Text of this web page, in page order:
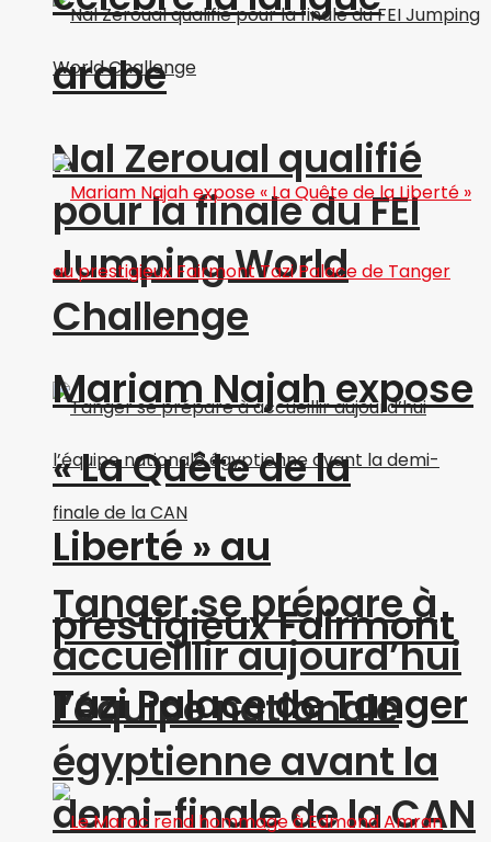
Nal Zeroual qualifié
pour la finale du FEI
Jumping World
Challenge
Tanger se prépare à
accueillir aujourd’hui
l’équipe nationale
égyptienne avant la
demi-finale de la CAN
arabe
Mariam Najah expose
« La Quête de la
Liberté » au
prestigieux Fairmont
Tazi Palace de Tanger